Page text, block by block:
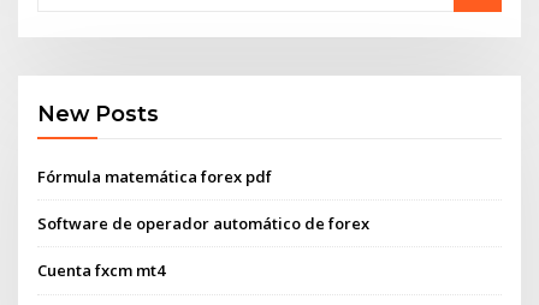
New Posts
Fórmula matemática forex pdf
Software de operador automático de forex
Cuenta fxcm mt4